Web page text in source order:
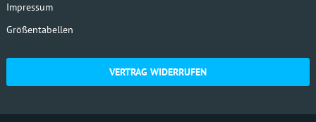
Impressum
Größentabellen
VERTRAG WIDERRUFEN